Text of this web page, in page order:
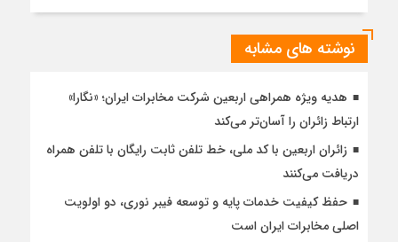
نوشته های مشابه
هدیه ویژه همراهی اربعین شرکت مخابرات ایران؛ «نگارا»
ارتباط زائران را آسان‌تر می‌کند
زائران اربعین با کد ملی، خط تلفن ثابت رایگان با تلفن همراه
دریافت می‌کنند
حفظ کیفیت خدمات پایه و توسعه فیبر نوری، دو اولویت
اصلی مخابرات ایران است